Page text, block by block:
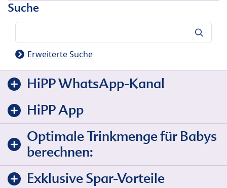
Suche
Erweiterte Suche
HiPP WhatsApp-Kanal
HiPP App
Optimale Trinkmenge für Babys
berechnen:
Exklusive Spar-Vorteile